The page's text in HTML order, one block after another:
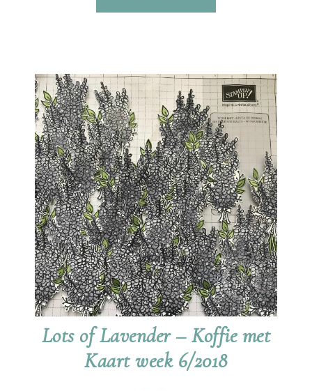
Lots of Lavender – Koffie met
Kaart week 6/2018